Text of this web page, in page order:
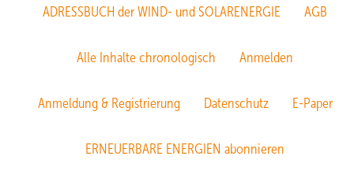
ADRESSBUCH der WIND- und SOLARENERGIE AGB
Alle Inhalte chronologisch Anmelden
Anmeldung & Registrierung Datenschutz E-Paper
ERNEUERBARE ENERGIEN abonnieren